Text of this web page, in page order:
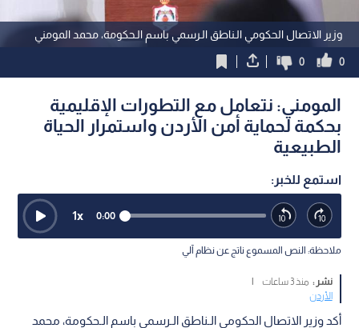
وزير الاتصال الحكومي الـناطق الـرسمي باسم الـحكومة، محمد المومني
0
0
المومني: نتعامل مع التطورات الإقليمية
بحكمة لحماية أمن الأردن واستمرار الحياة
الطبيعية
استمع للخبر:
0:00
1x
ملاحظة: النص المسموع ناتج عن نظام آلي
نشر : منذ 3 ساعات
|
الأردن
أكد وزير الاتصال الحكومي الـناطق الـرسمي باسم الـحكومة، محمد